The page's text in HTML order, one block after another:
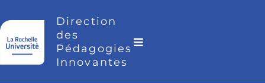
Direction
des
Pédagogies
Innovantes